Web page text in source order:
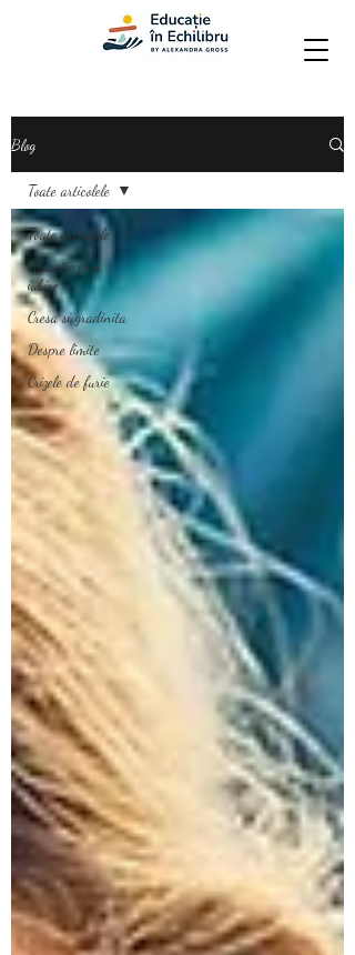
Blog
Toate articolele
Educatie prin
iubire
Cresa si gradinita
Despre limite
Crizele de furie
Toate articolele